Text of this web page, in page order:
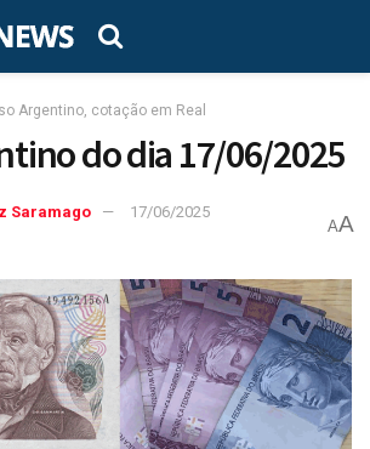
Argentino, cotação em Real
do dia 17/06/2025
Saramago
17/06/2025
AA